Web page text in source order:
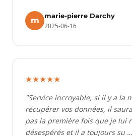
m
marie-pierre Darchy
2025-06-16
★★★★★
"Service incroyable, si il y a la
récupérer vos données, il
pas la première fois que je lui
désespérés et il a toujours su